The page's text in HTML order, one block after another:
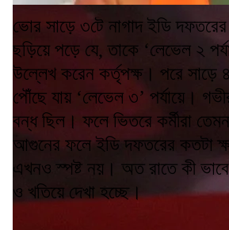
ভোর সাড়ে ৩টে নাগাদ ইডি
ছড়িয়ে পড়ে যে, তাকে ‘লেভেল ২
উল্লেখ করেন কর্তৃপক্ষ। পরে সাড়ে
পৌঁছে যায় ‘লেভেল ৩’ পর্যায়ে।
বন্ধ ছিল। ফলে ভিতরে কর্মীরা
আগুনের ফলে ইডি দফতরের কতটা
এখনও স্পষ্ট নয়। অত রাতে কী
ও খতিয়ে দেখা হচ্ছে।